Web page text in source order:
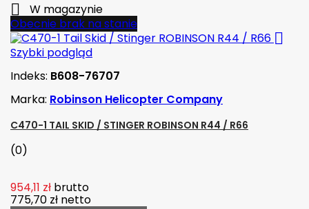

W magazynie
Obecnie brak na stanie

Szybki podgląd
Indeks: B608-76707
Marka: Robinson Helicopter Company
C470-1 TAIL SKID / STINGER ROBINSON R44 / R66
(0)
954,11 zł brutto
775,70 zł netto